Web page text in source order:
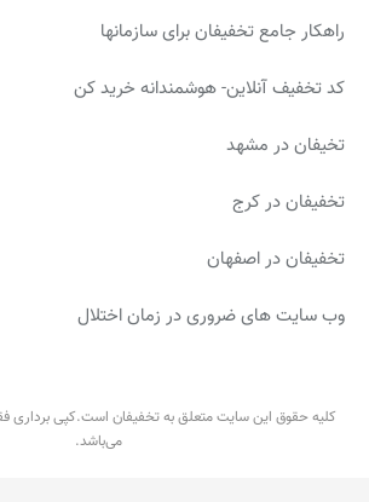
راهکار جامع تخفیفان برای سازمانها
کد تخفیف آنلاین- هوشمندانه خرید کن
تخیفان در مشهد
تخفیفان در کرج
تخفیفان در اصفهان
وب سایت های ضروری در زمان اختلال
کلیه حقوق این سایت متعلق به تخفیفان است.کپی برداری
می‌باشد.